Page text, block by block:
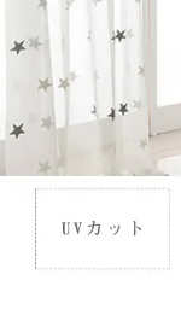
カーテン
/ ホワイト